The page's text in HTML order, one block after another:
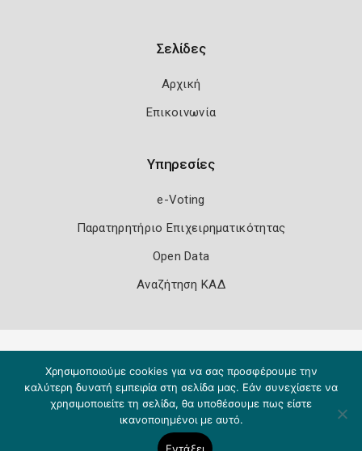
Σελίδες
Αρχική
Επικοινωνία
Υπηρεσίες
e-Voting
Παρατηρητήριο Επιχειρηματικότητας
Open Data
Αναζήτηση ΚΑΔ
Χρησιμοποιούμε cookies για να σας προσφέρουμε την
καλύτερη δυνατή εμπειρία στη σελίδα μας. Εάν συνεχίσετε να
χρησιμοποιείτε τη σελίδα, θα υποθέσουμε πως είστε
ικανοποιημένοι με αυτό.
Εντάξει
Copyright 2026 Knowledge A.E.